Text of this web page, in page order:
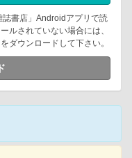
書店」Androidアプリで読
ルされていない場合には、
ダウンロードして下さい。